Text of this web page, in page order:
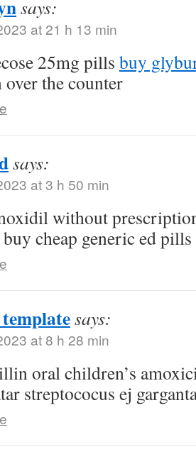
says:
at 21 h 13 min
25mg pills buy
the counter
says:
at 3 h 50 min
without
buy cheap generic ed pills
says:
at 8 h 28 min
oral children’s
streptococus ej